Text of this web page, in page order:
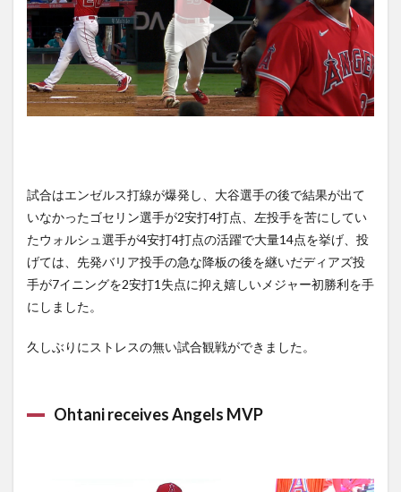
試合はエンゼルス打線が爆発し、大谷選手の後で結果が出て
いなかったゴセリン選手が2安打4打点、左投手を苦にしてい
たウォルシュ選手が4安打4打点の活躍で大量14点を挙げ、投
げては、先発バリア投手の急な降板の後を継いだディアズ投
手が7イニングを2安打1失点に抑え嬉しいメジャー初勝利を手
にしました。
久しぶりにストレスの無い試合観戦ができました。
Ohtani receives Angels MVP